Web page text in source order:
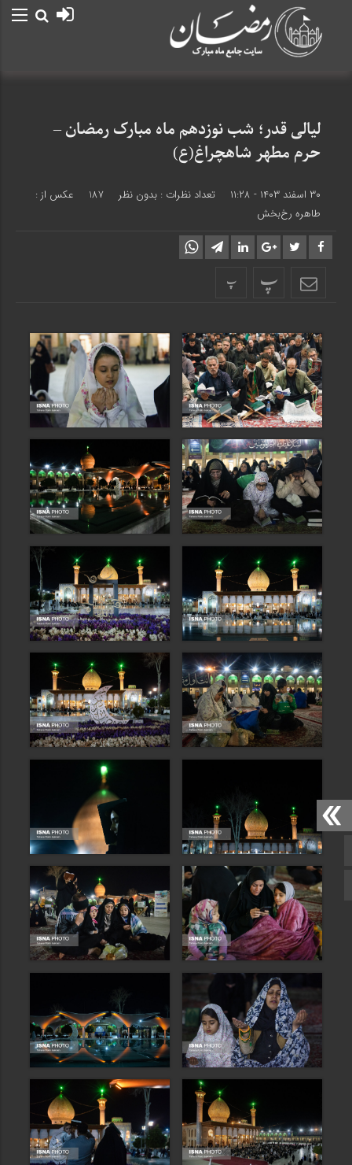
صفحه اصلی
اینستاگرام
لیالی قدر؛ شب نوزدهم ماه مبارک رمضان –
حرم مطهر شاهچراغ(ع)
۳۰ اسفند ۱۴۰۳ - ۱۱:۲۸ تعداد نظرات : بدون نظر
عکس از :
طاهره رخ‌بخش
پ پ